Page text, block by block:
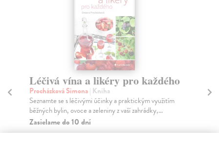
Léčivá vína a likéry pro každého
Procházková Simona| Kniha
Seznamte se s léčivými účinky a praktickým využitím
běžných bylin, ovoce a zeleniny z vaší zahrádky,...
Zasielame do 10 dní